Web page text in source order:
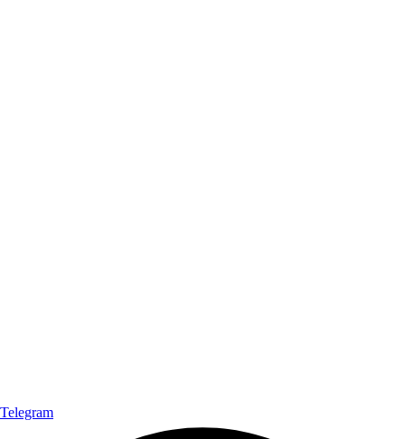
Telegram